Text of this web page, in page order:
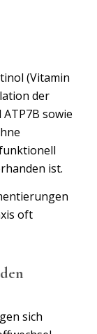
(Vitamin
der
sowie
ist.
oft
sich